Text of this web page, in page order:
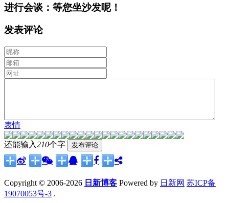
进行会谈：等您坐沙发呢！
发表评论
表情
还能输入210个字
Copyright © 2006-2026 日新博客 Powered by 日新网 苏ICP备
19070053号-3 .